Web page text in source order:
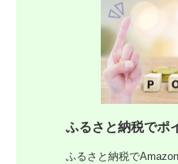
ふるさと納税でポ
ふるさと納税で